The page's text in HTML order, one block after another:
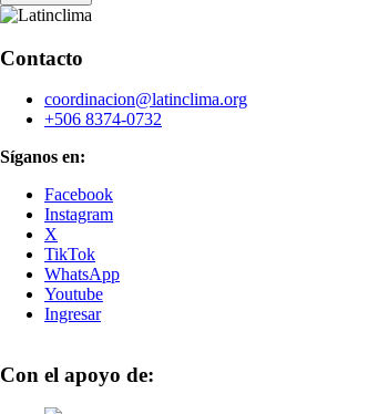
Contacto
coordinacion@latinclima.org
+506 8374-0732
Síganos en:
Facebook
Instagram
X
TikTok
WhatsApp
Youtube
Ingresar
Con el apoyo de: